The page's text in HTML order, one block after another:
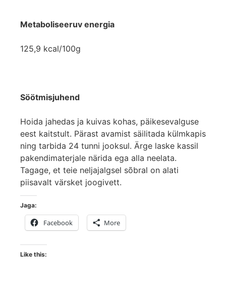
Metaboliseeruv energia
125,9 kcal/100g
Söötmisjuhend
Hoida jahedas ja kuivas kohas, päikesevalguse
eest kaitstult. Pärast avamist säilitada külmkapis
ning tarbida 24 tunni jooksul. Ärge laske kassil
pakendimaterjale närida ega alla neelata.
Tagage, et teie neljajalgsel sõbral on alati
piisavalt värsket joogivett.
Jaga:
Facebook More
Like this: